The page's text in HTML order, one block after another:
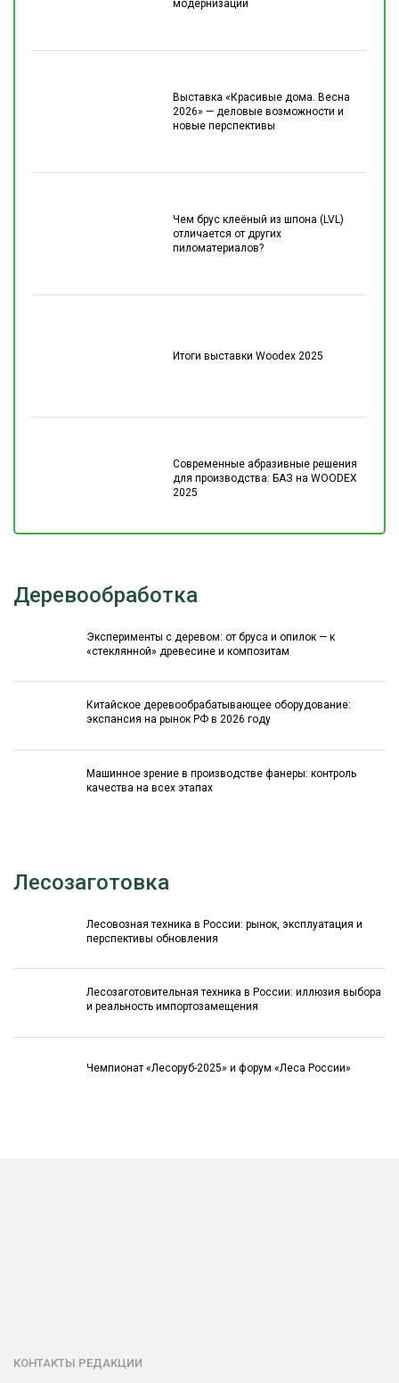
модернизации
Выставка «Красивые дома. Весна
2026» — деловые возможности и
новые перспективы
Чем брус клеёный из шпона (LVL)
отличается от других
пиломатериалов?
Итоги выставки Woodex 2025
Современные абразивные решения
для производства: БАЗ на WOODEX
2025
Деревообработка
Эксперименты с деревом: от бруса и опилок — к
«стеклянной» древесине и композитам
Китайское деревообрабатывающее оборудование:
экспансия на рынок РФ в 2026 году
Машинное зрение в производстве фанеры: контроль
качества на всех этапах
Лесозаготовка
Лесовозная техника в России: рынок, эксплуатация и
перспективы обновления
Лесозаготовительная техника в России: иллюзия выбора
и реальность импортозамещения
Чемпионат «Лесоруб-2025» и форум «Леса России»
КОНТАКТЫ РЕДАКЦИИ